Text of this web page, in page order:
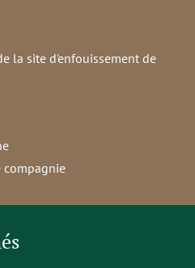
la site d'enfouissement de
compagnie